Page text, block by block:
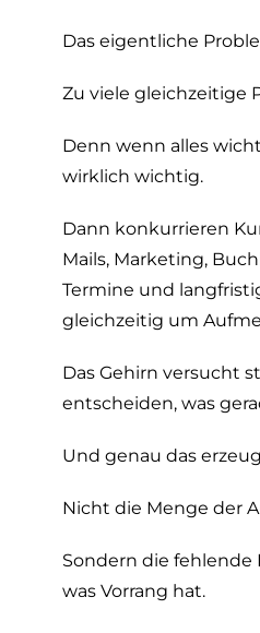
Das eigentliche
Zu viele gleichzeitige
Denn wenn alles
wirklich wichtig.
Dann konkurrieren
Mails, Marketing,
Termine und
gleichzeitig um
Das Gehirn versucht
entscheiden, was
Und genau das
Nicht die Menge der
Sondern die fehlende
was Vorrang hat.